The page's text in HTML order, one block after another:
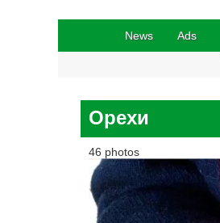
News
Ads
Орехи
46 photos